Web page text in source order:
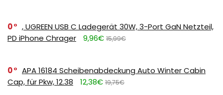
0
, UGREEN USB C Ladegerät 30W, 3-Port GaN Netzteil,
PD iPhone Chrager
9,96€ 15,99€
0
APA 16184 Scheibenabdeckung Auto Winter Cabin
Cap, für Pkw, 12.38
12,38€ 19,75€